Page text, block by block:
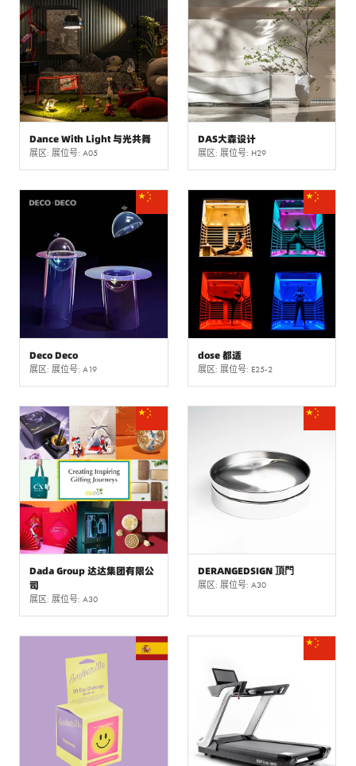
Dance With Light 与光共舞
展区: 展位号: A05
DAS大森设计
展区: 展位号: H29
Deco Deco
展区: 展位号: A19
dose 都适
展区: 展位号: E25-2
Dada Group 达达集团有限公
司
展区: 展位号: A30
DERANGEDSIGN 頂門
展区: 展位号: A30